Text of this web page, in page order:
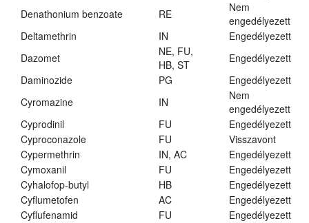
Denathonium benzoate
RE
Nem
engedélyezett
Deltamethrin
IN
Engedélyezett
Dazomet
NE, FU,
HB, ST
Engedélyezett
Daminozide
PG
Engedélyezett
Cyromazine
IN
Nem
engedélyezett
Cyprodinil
FU
Engedélyezett
Cyproconazole
FU
Visszavont
Cypermethrin
IN, AC
Engedélyezett
Cymoxanil
FU
Engedélyezett
Cyhalofop-butyl
HB
Engedélyezett
Cyflumetofen
AC
Engedélyezett
Cyflufenamid
FU Engedélyezett